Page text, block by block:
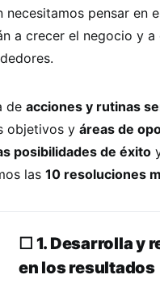
necesitamos pensar en
a crecer el negocio y
de acciones y rutinas
objetivos y áreas de
posibilidades de éxito
las 10 resoluciones
☐ 1. Desarrolla y
en los resultados